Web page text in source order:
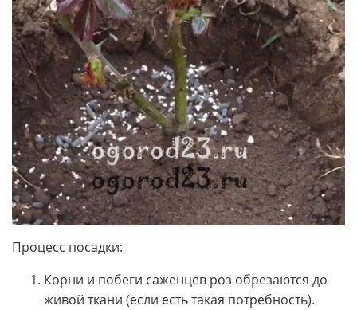
Процесс посадки:
Корни и побеги саженцев роз обрезаются до
живой ткани (если есть такая потребность).